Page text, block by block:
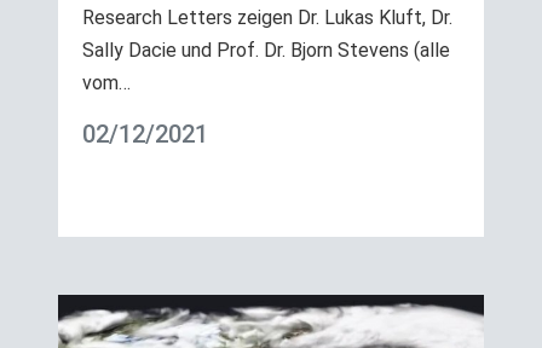
Research Letters zeigen Dr. Lukas Kluft, Dr.
Sally Dacie und Prof. Dr. Bjorn Stevens (alle
vom…
02/12/2021